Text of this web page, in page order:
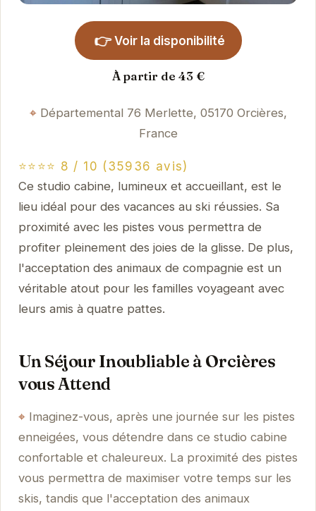
👉 Voir la disponibilité
À partir de 43 €
Départemental 76 Merlette, 05170 Orcières,
France
⭐⭐⭐⭐ 8 / 10 (35936 avis)
Ce studio cabine, lumineux et accueillant, est le
lieu idéal pour des vacances au ski réussies. Sa
proximité avec les pistes vous permettra de
profiter pleinement des joies de la glisse. De plus,
l'acceptation des animaux de compagnie est un
véritable atout pour les familles voyageant avec
leurs amis à quatre pattes.
Un Séjour Inoubliable à Orcières
vous Attend
Imaginez-vous, après une journée sur les pistes
enneigées, vous détendre dans ce studio cabine
confortable et chaleureux. La proximité des pistes
vous permettra de maximiser votre temps sur les
skis, tandis que l'acceptation des animaux